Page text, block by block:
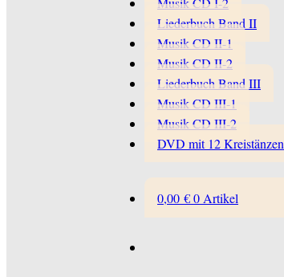
Liederbuch Band II
Musik CD II-1
Musik CD II-2
Liederbuch Band III
Musik CD III-1
Musik CD III-2
DVD mit 12 Kreistänzen
0,00€0 Artikel